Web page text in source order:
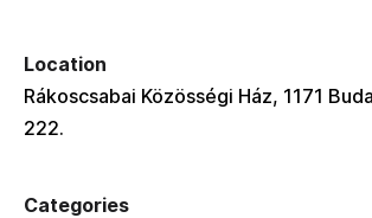
Location
Rákoscsabai Közösségi Ház, 1171
222.
Categories